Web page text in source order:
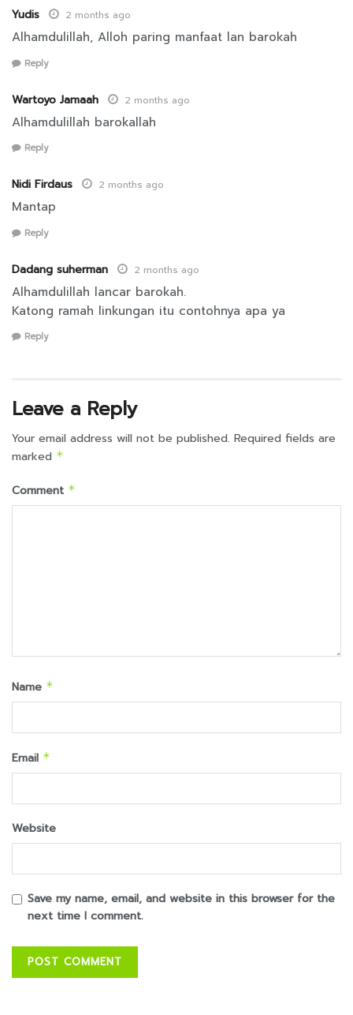
Yudis 2 months ago
Alhamdulillah, Alloh paring manfaat lan barokah
Reply
Wartoyo Jamaah 2 months ago
Alhamdulillah barokallah
Reply
Nidi Firdaus 2 months ago
Mantap
Reply
Dadang suherman 2 months ago
Alhamdulillah lancar barokah.
Katong ramah linkungan itu contohnya apa ya
Reply
Leave a Reply
Your email address will not be published. Required fields are
marked *
Comment *
Name *
Email *
Website
Save my name, email, and website in this browser for the
next time I comment.